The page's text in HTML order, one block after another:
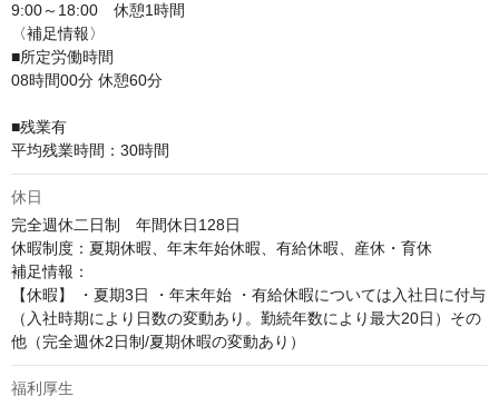
9:00～18:00　休憩1時間
〈補足情報〉
■所定労働時間
08時間00分 休憩60分
■残業有
平均残業時間：30時間
休日
完全週休二日制　年間休日128日
休暇制度：夏期休暇、年末年始休暇、有給休暇、産休・育休
補足情報：
【休暇】 ・夏期3日 ・年末年始 ・有給休暇については入社日に付与
（入社時期により日数の変動あり。勤続年数により最大20日）その
他（完全週休2日制/夏期休暇の変動あり）
福利厚生